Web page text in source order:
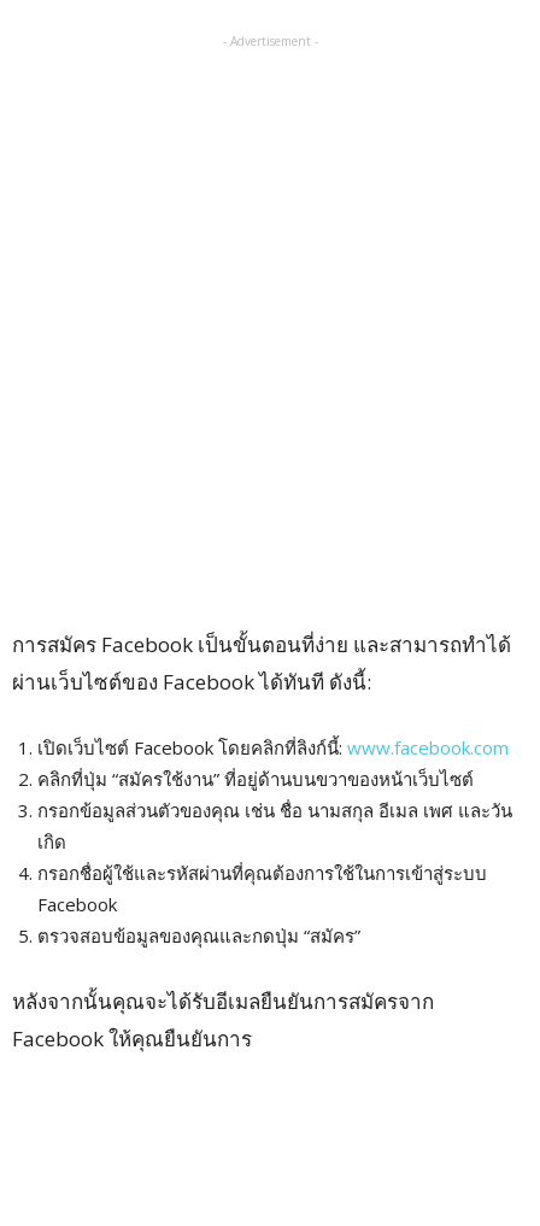
- Advertisement -
การสมัคร Facebook เป็นขั้นตอนที่ง่าย และสามารถทำได้
ผ่านเว็บไซต์ของ Facebook ได้ทันที ดังนี้:
เปิดเว็บไซต์ Facebook โดยคลิกที่ลิงก์นี้: www.facebook.com
คลิกที่ปุ่ม “สมัครใช้งาน” ที่อยู่ด้านบนขวาของหน้าเว็บไซต์
กรอกข้อมูลส่วนตัวของคุณ เช่น ชื่อ นามสกุล อีเมล เพศ และวัน
เกิด
กรอกชื่อผู้ใช้และรหัสผ่านที่คุณต้องการใช้ในการเข้าสู่ระบบ
Facebook
ตรวจสอบข้อมูลของคุณและกดปุ่ม “สมัคร”
หลังจากนั้นคุณจะได้รับอีเมลยืนยันการสมัครจาก
Facebook ให้คุณยืนยันการ